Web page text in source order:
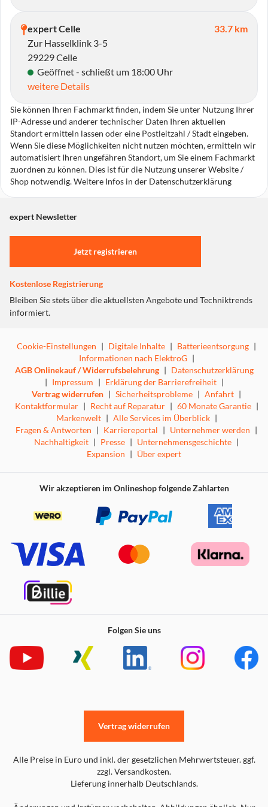
expert Celle
33.7 km
Zur Hasselklink 3-5
29229 Celle
Geöffnet - schließt um 18:00 Uhr
weitere Details
Sie können Ihren Fachmarkt finden, indem Sie unter Nutzung Ihrer
IP-Adresse und anderer technischer Daten Ihren aktuellen
Standort ermitteln lassen oder eine Postleitzahl / Stadt eingeben.
Wenn Sie diese Möglichkeiten nicht nutzen möchten, ermitteln wir
automatisiert Ihren ungefähren Standort, um Sie einem Fachmarkt
zuordnen zu können. Dies ist für die Nutzung unserer Website /
Shop notwendig. Weitere Infos in der Datenschutzerklärung
expert Newsletter
Jetzt registrieren
Kostenlose Registrierung
Bleiben Sie stets über die aktuellsten Angebote und Techniktrends
informiert.
Cookie-Einstellungen | Digitale Inhalte | Batterieentsorgung |
Informationen nach ElektroG |
AGB Onlinekauf / Widerrufsbelehrung | Datenschutzerklärung
| Impressum | Erklärung der Barrierefreiheit |
Vertrag widerrufen | Sicherheitsprobleme | Anfahrt |
Kontaktformular | Recht auf Reparatur | 60 Monate Garantie |
Markenwelt | Alle Services im Überblick |
Fragen & Antworten | Karriereportal | Unternehmer werden |
Nachhaltigkeit | Presse | Unternehmensgeschichte |
Expansion | Über expert
Wir akzeptieren im Onlineshop folgende Zahlarten
Folgen Sie uns
Alle Preise in Euro und inkl. der gesetzlichen Mehrwertsteuer. ggf.
zzgl. Versandkosten.
Lieferung innerhalb Deutschlands.
Vertrag widerrufen